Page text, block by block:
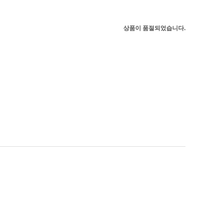
상품이 품절되었습니다.